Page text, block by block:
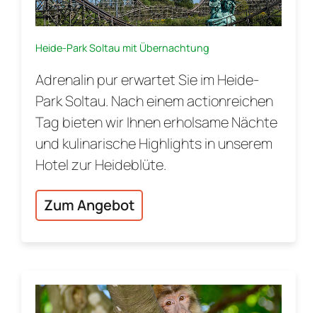
Heide-Park Soltau mit Übernachtung
Adrenalin pur erwartet Sie im Heide-
Park Soltau. Nach einem actionreichen
Tag bieten wir Ihnen erholsame Nächte
und kulinarische Highlights in unserem
Hotel zur Heideblüte.
Zum Angebot